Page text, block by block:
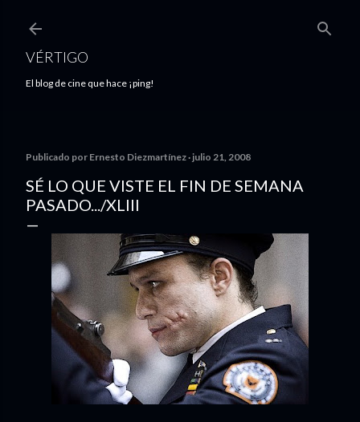
VÉRTIGO
El blog de cine que hace ¡ping!
Publicado por Ernesto Diezmartínez julio 21, 2008
SÉ LO QUE VISTE EL FIN DE SEMANA
PASADO.../XLIII